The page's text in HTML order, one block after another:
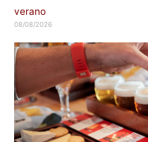
verano
08/08/2026